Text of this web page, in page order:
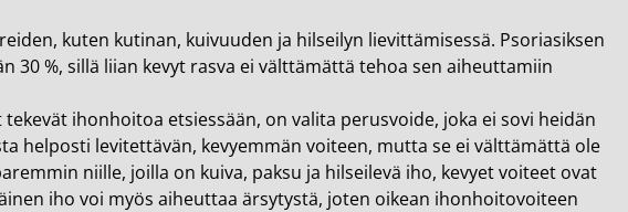
kuten kutinan, kuivuuden ja hilseilyn lievittämisessä. Psoriasiksen
30 %, sillä liian kevyt rasva ei välttämättä tehoa sen aiheuttamiin
ihonhoitoa etsiessään, on valita perusvoide, joka ei sovi heidän
helposti levitettävän, kevyemmän voiteen, mutta se ei välttämättä ole
niille, joilla on kuiva, paksu ja hilseilevä iho, kevyet voiteet ovat
iho voi myös aiheuttaa ärsytystä, joten oikean ihonhoitovoiteen